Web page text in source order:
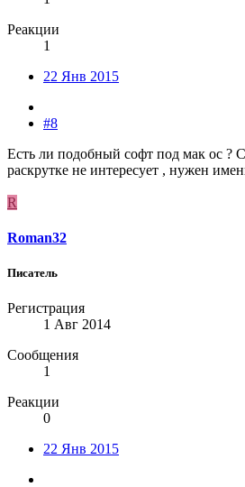
Реакции
1
22 Янв 2015
#8
Есть ли подобный софт под мак ос ?
раскрутке не интересует , нужен
R
Roman32
Писатель
Регистрация
1 Авг 2014
Сообщения
1
Реакции
0
22 Янв 2015